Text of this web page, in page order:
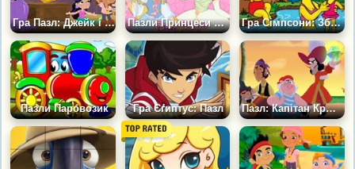
Гра Пазл: Джейк і Його Друзі Пазли Принцеси Діснея Гра Сімпсони: Збери Картинку
Пазли Паровозик Гра Єгиптус: Пазл Пазл: Капітан Крюк і Алмаз Нетландії